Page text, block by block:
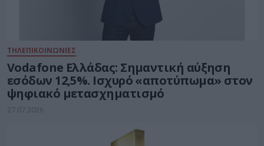
ΤΗΛΕΠΙΚΟΙΝΩΝΙΕΣ
Vodafone Ελλάδας: Σημαντική αύξηση
εσόδων 12,5%. Ισχυρό «αποτύπωμα» στον
ψηφιακό μετασχηματισμό
27.07.2026